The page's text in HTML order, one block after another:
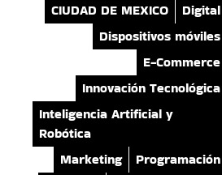
CIUDAD DE MEXICO
Digital
Dispositivos móviles
E-Commerce
Innovación Tecnológica
Inteligencia Artificial y
Robótica
Marketing
Programación